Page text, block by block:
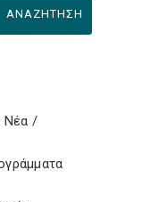
Νέα /